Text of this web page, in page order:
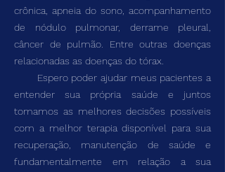
crônica, apneia do sono, acompanhamento
de nódulo pulmonar, derrame pleural,
câncer de pulmão. Entre outras doenças
relacionadas as doenças do tórax.
Espero poder ajudar meus pacientes a
entender sua própria saúde e juntos
tomamos as melhores decisões possíveis
com a melhor terapia disponível para sua
recuperação, manutenção de saúde e
fundamentalmente em relação a sua